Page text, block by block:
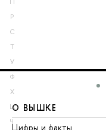
П
Р
С
Т
У
Ф
Х
Ц
Ч
О ВЫШКЕ
Цифры и факты